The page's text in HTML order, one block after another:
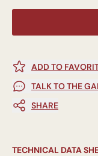
ADD TO
TALK TO THE
SHARE
TECHNICAL DATA